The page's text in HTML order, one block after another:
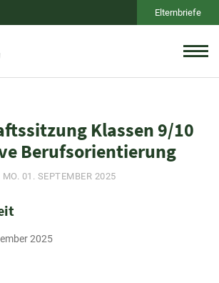
Elternbriefe
Klassen 9/10
Berufsorientierung
MO. 01. SEPTEMBER 2025
2025